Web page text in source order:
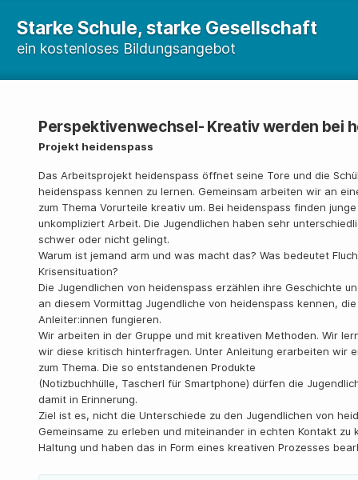
Starke Schule, starke Gesellschaft
ein kostenloses Bildungsangebot
Perspektivenwechsel- Kreativ werden bei
Projekt heidenspass
Das Arbeitsprojekt heidenspass öffnet seine Tore und die
heidenspass kennen zu lernen. Gemeinsam arbeiten wir an
zum Thema Vorurteile kreativ um. Bei heidenspass finden
unkompliziert Arbeit. Die Jugendlichen haben sehr
schwer oder nicht gelingt.
Warum ist jemand arm und was macht das? Was bedeutet
Krisensituation?
Die Jugendlichen von heidenspass erzählen ihre Geschichte
an diesem Vormittag Jugendliche von heidenspass kennen,
Anleiter:innen fungieren.
Wir arbeiten in der Gruppe und mit kreativen Methoden. Wir
wir diese kritisch hinterfragen. Unter Anleitung erarbeiten wir
zum Thema. Die so entstandenen Produkte
(Notizbuchhülle, Tascherl für Smartphone) dürfen die
damit in Erinnerung.
Ziel ist es, nicht die Unterschiede zu den Jugendlichen von
Gemeinsame zu erleben und miteinander in echten Kontakt
Haltung und haben das in Form eines kreativen Prozesses